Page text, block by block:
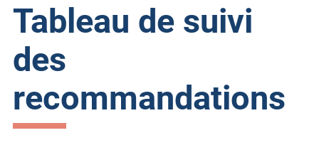
Tableau de suivi
des
recommandations